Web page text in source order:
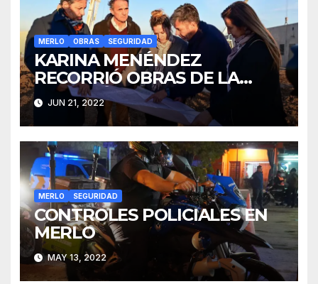
MERLO OBRAS SEGURIDAD
KARINA MENÉNDEZ
RECORRIÓ OBRAS DE LA
ALCALDÍA DE MERLO JUNTO
A KATOPODIS
JUN 21, 2022
MERLO SEGURIDAD
CONTROLES POLICIALES EN
MERLO
MAY 13, 2022